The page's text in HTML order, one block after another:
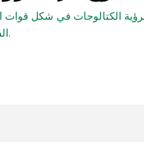
الكتالوجات في شكل قوات
الشعبي.